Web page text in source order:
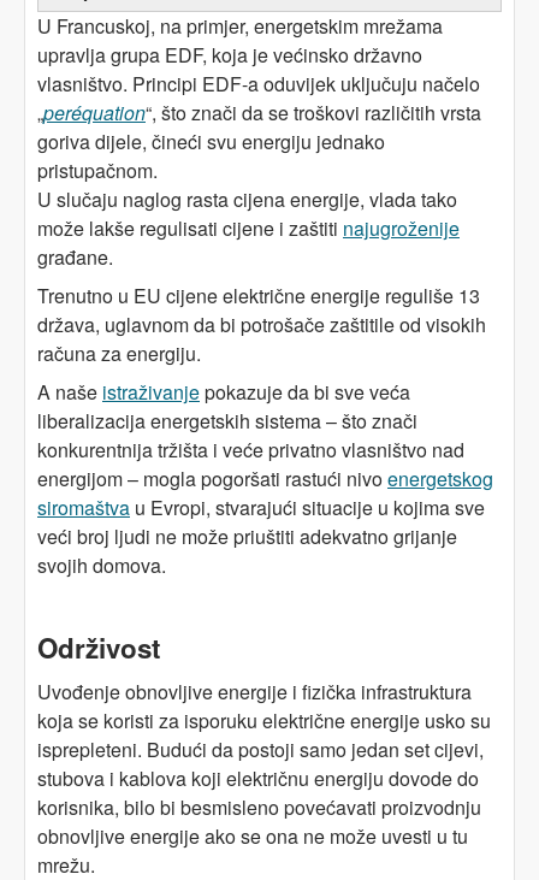
U Francuskoj, na primjer, energetskim mrežama
upravlja grupa EDF, koja je većinsko državno
vlasništvo. Principi EDF-a oduvijek uključuju načelo
„peréquation“, što znači da se troškovi različitih vrsta
goriva dijele, čineći svu energiju jednako
pristupačnom.
U slučaju naglog rasta cijena energije, vlada tako
može lakše regulisati cijene i zaštiti najugroženije
građane.
Trenutno u EU cijene električne energije reguliše 13
država, uglavnom da bi potrošače zaštitile od visokih
računa za energiju.
A naše istraživanjepokazuje da bi sve veća
liberalizacija energetskih sistema – što znači
konkurentnija tržišta i veće privatno vlasništvo nad
energijom – mogla pogoršati rastući nivoenergetskog
siromaštva u Evropi, stvarajući situacije u kojima sve
veći broj ljudi ne može priuštiti adekvatno grijanje
svojih domova.
Održivost
Uvođenje obnovljive energije i fizička infrastruktura
koja se koristi za isporuku električne energije usko su
isprepleteni. Budući da postoji samo jedan set cijevi,
stubova i kablova koji električnu energiju dovode do
korisnika, bilo bi besmisleno povećavati proizvodnju
obnovljive energije ako se ona ne može uvesti u tu
mrežu.